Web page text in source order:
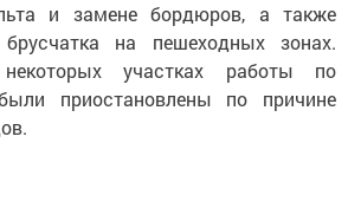
и замене бордюров, а также
на пешеходных зонах.
участках работы по
приостановлены по причине